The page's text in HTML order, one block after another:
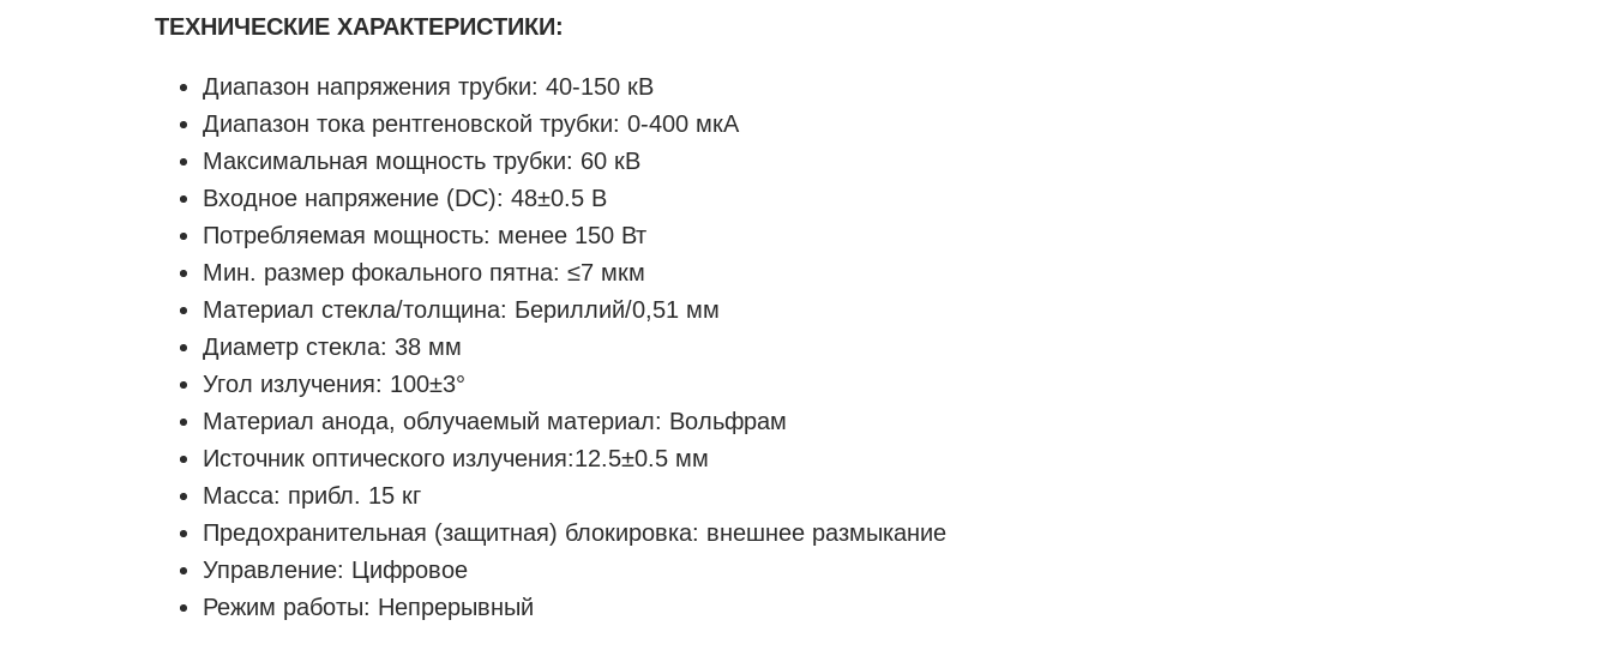
ТЕХНИЧЕСКИЕ ХАРАКТЕРИСТИКИ:
Диапазон напряжения трубки: 40-150 кВ
Диапазон тока рентгеновской трубки: 0-400 мкА
Максимальная мощность трубки: 60 кВ
Входное напряжение (DC): 48±0.5 В
Потребляемая мощность: менее 150 Вт
Мин. размер фокального пятна: ≤7 мкм
Материал стекла/толщина: Бериллий/0,51 мм
Диаметр стекла: 38 мм
Угол излучения: 100±3°
Материал анода, облучаемый материал: Вольфрам
Источник оптического излучения:12.5±0.5 мм
Масса: прибл. 15 кг
Предохранительная (защитная) блокировка: внешнее размыкание
Управление: Цифровое
Режим работы: Непрерывный